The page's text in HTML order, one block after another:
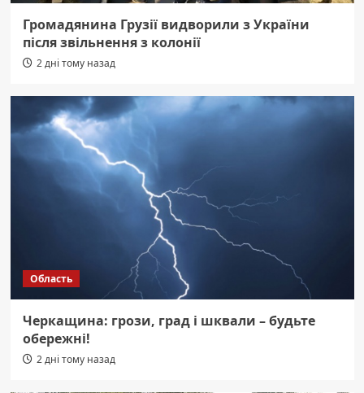
Громадянина Грузії видворили з України
після звільнення з колонії
2 дні тому назад
Область
Черкащина: грози, град і шквали – будьте
обережні!
2 дні тому назад